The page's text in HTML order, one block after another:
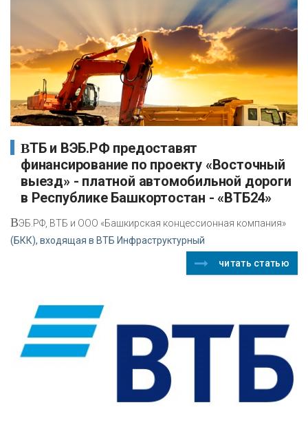
ВТБ и ВЭБ.РФ предоставят
финансирование по проекту «Восточный
выезд» - платной автомобильной дороги
в Республике Башкортостан - «ВТБ24»
ВЭБ.РФ, ВТБ и ООО «Башкирская концессионная компания»
(БКК), входящая в ВТБ Инфраструктурный
читать статью